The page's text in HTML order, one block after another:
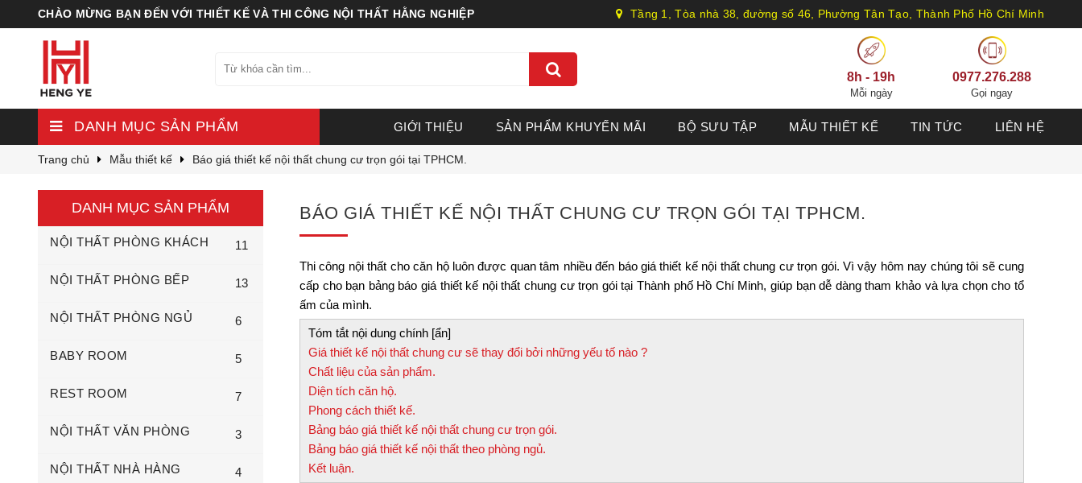
CHÀO MỪNG BẠN ĐẾN VỚI THIẾT KẾ VÀ THI CÔNG NỘI THẤT HẰNG NGHIỆP Tầng 1, Tòa nhà 38, đường số 46, Phường Tân Tạo, Thành Phố Hồ Chí Minh
8h - 19h
Mỗi ngày
0977.276.288
Gọi ngay
DANH MỤC SẢN PHẨM GIỚI THIỆU SẢN PHẨM KHUYẾN MÃI BỘ SƯU TẬP MẪU THIẾT KẾ TIN TỨC LIÊN HỆ
Trang chủ Mẫu thiết kế Báo giá thiết kế nội thất chung cư trọn gói tại TPHCM.
DANH MỤC SẢN PHẨM
NỘI THẤT PHÒNG KHÁCH 11
NỘI THẤT PHÒNG BẾP 13
NỘI THẤT PHÒNG NGỦ 6
BABY ROOM 5
REST ROOM 7
NỘI THẤT VĂN PHÒNG 3
NỘI THẤT NHÀ HÀNG 4
BÁO GIÁ THIẾT KẾ NỘI THẤT CHUNG CƯ TRỌN GÓI TẠI TPHCM.
Thi công nội thất cho căn hộ luôn được quan tâm nhiều đến báo giá thiết kế nội thất chung cư trọn gói. Vì vậy hôm nay chúng tôi sẽ cung
cấp cho bạn bảng báo giá thiết kế nội thất chung cư trọn gói tại Thành phố Hồ Chí Minh, giúp bạn dễ dàng tham khảo và lựa chọn cho tổ
ấm của mình.
Tóm tắt nội dung chính [ẩn]
Giá thiết kế nội thất chung cư sẽ thay đổi bởi những yếu tố nào ?
Chất liệu của sản phẩm.
Diện tích căn hộ.
Phong cách thiết kế.
Bảng báo giá thiết kế nội thất chung cư trọn gói.
Bảng báo giá thiết kế nội thất theo phòng ngủ.
Kết luận.